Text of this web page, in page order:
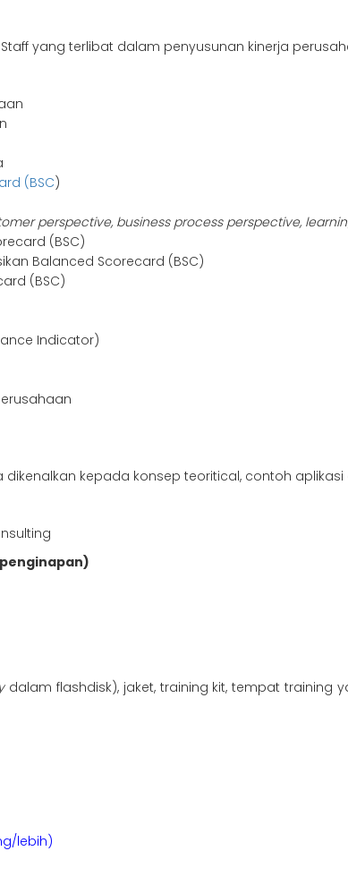
yang terlibat dalam penyusunan kinerja
(BSC)
perspective, business process perspective,
(BSC)
Balanced Scorecard (BSC)
(BSC)
Indicator)
kepada konsep teoritical, contoh
dalam flashdisk), jaket, training kit, tempat training
lebih)